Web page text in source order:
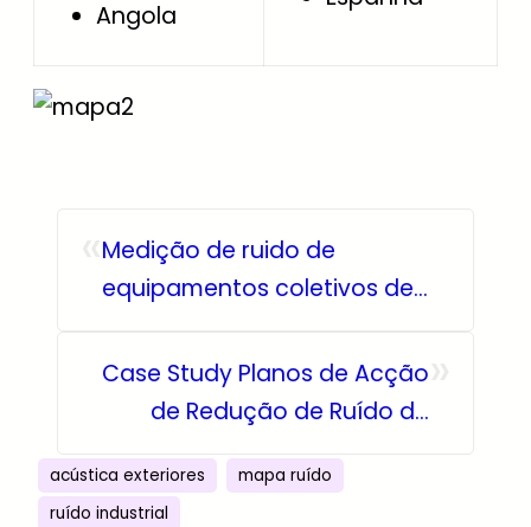
Angola
Medição de ruido de
equipamentos coletivos de
Case Study Planos de Acção
de Redução de Ruído de
acústica exteriores
mapa ruído
ruído industrial